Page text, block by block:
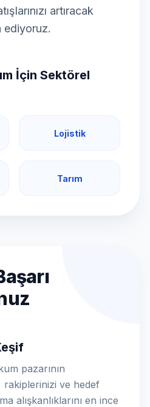
artıracak
ediyoruz.
İçin Sektörel
Lojistik
Tarım
pazarının
rakiplerinizi ve hedef
alışkanlıklarını en ince